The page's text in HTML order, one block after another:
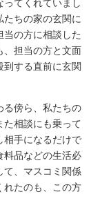
てくれていまし
たちの家の玄関に
の方に相談した
、担当の方と文面
到する直前に玄関
傍ら、私たちの
た相談にも乗って
相手になるだけで
料品などの生活必
て、マスコミ関係
れたのも、この方